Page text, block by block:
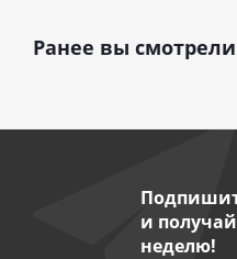
Ранее вы смотрели
и
неделю!